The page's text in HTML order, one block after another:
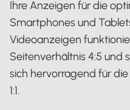
Ihre Anzeigen für die
Smartphones und
Videoanzeigen
Seitenverhältnis 4:5 und
sich hervorragend für
1:1.